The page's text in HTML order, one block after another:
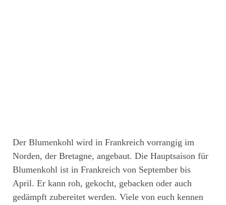
Der Blumenkohl wird in Frankreich vorrangig im
Norden, der Bretagne, angebaut. Die Hauptsaison für
Blumenkohl ist in Frankreich von September bis
April. Er kann roh, gekocht, gebacken oder auch
gedämpft zubereitet werden. Viele von euch kennen